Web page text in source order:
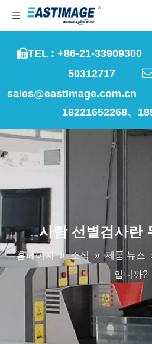
TEL : +86-21-
50312717
sales@eastimage.com.cn
18221652268、
사람 선별검사란
홈페이지 » 소식 » 제품 뉴스
입니까?